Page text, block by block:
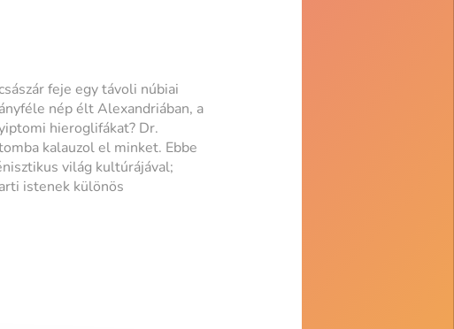
feje egy távoli núbiai
nép élt Alexandriában, a
hieroglifákat? Dr.
kalauzol el minket. Ebbe
világ kultúrájával;
istenek különös